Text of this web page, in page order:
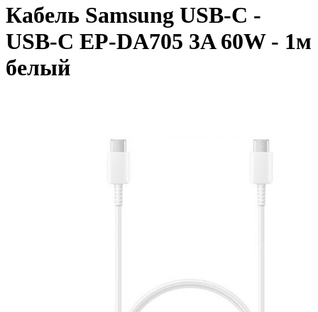
Кабель Samsung USB-C -
USB-C EP-DA705 3A 60W - 1м
белый